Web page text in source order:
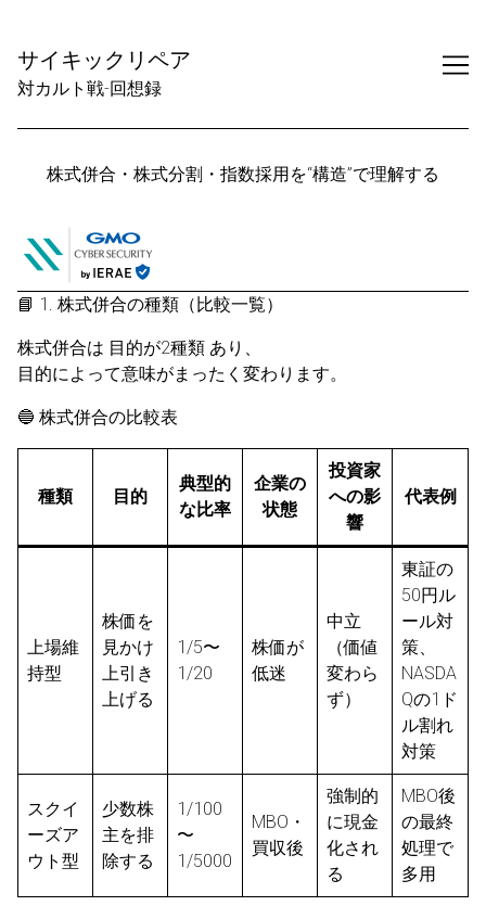
Content
サイキックリペア
対カルト戦-回想録
株式併合・株式分割・指数採用を“構造”で理解する
📘 1. 株式併合の種類（比較一覧）
株式併合は 目的が2種類 あり、
目的によって意味がまったく変わります。
🔵 株式併合の比較表
種類 目的
典型的
な比率
企業の
状態
投資家
への影
響
代表例
上場維
持型
株価を
見かけ
上引き
上げる
1/5〜
1/20
株価が
低迷
中立
（価値
変わら
ず）
東証の
50円ル
ール対
策、
NASDA
Qの1ド
ル割れ
対策
スクイ
ーズア
ウト型
少数株
主を排
除する
1/100
〜
1/5000
MBO・
買収後
強制的
に現金
化され
る
MBO後
の最終
処理で
多用